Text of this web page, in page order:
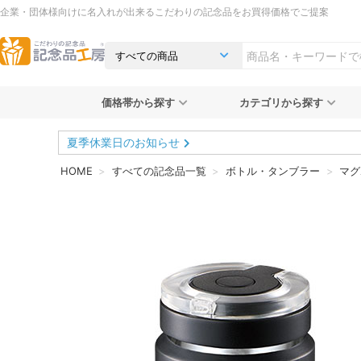
企業・団体様向けに名入れが出来るこだわりの記念品をお買得価格でご提案
価格帯から探す カテゴリから探す
夏季休業日のお知らせ
HOME すべての記念品一覧 ボトル・タンブラー マ